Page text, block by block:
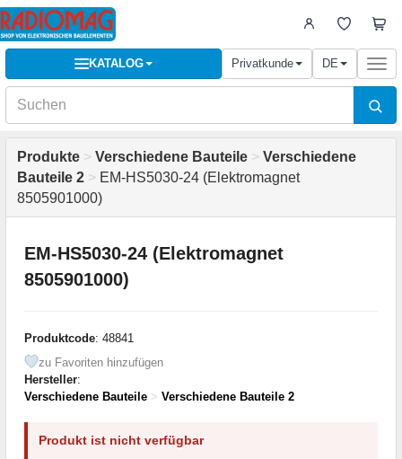
KATALOG Privatkunde DE
Produkte > Verschiedene Bauteile > Verschiedene
Bauteile 2 > EM-HS5030-24 (Elektromagnet
8505901000)
EM-HS5030-24 (Elektromagnet
8505901000)
Produktcode: 48841
zu Favoriten hinzufügen
Hersteller:
Verschiedene Bauteile > Verschiedene Bauteile 2
Produkt ist nicht verfügbar